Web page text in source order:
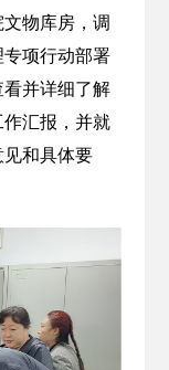
物库房，调
项行动部署
并详细了解
汇报，并就
和具体要